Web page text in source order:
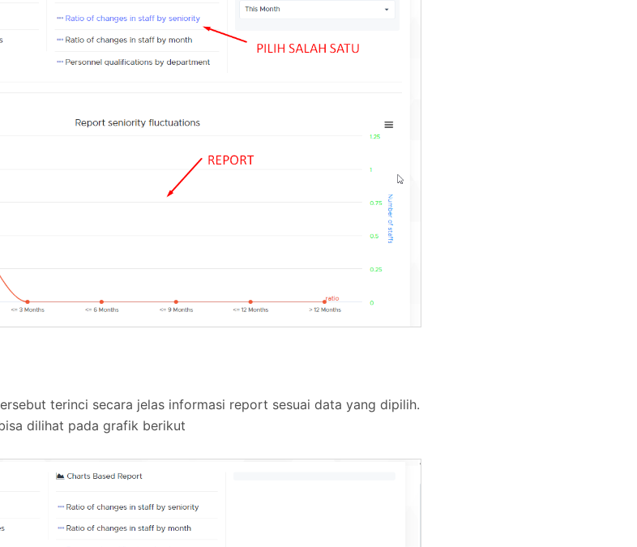
terinci secara jelas informasi report sesuai data yang dipilih.
dilihat pada grafik berikut